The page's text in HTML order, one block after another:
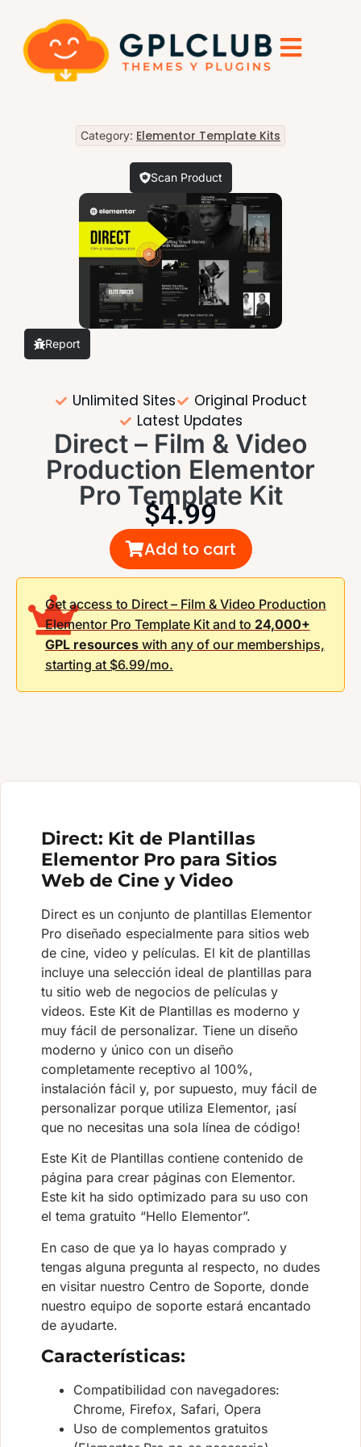
Category: Elementor Template Kits
Scan Product
Report
Unlimited Sites
Original Product
Latest Updates
Direct – Film & Video
Production Elementor
Pro Template Kit
$4.99
Add to cart
Get access to Direct – Film & Video Production
Elementor Pro Template Kit and to 24,000+
GPL resourceswith any of our memberships,
starting at $6.99/mo.
Direct: Kit de Plantillas
Elementor Pro para Sitios
Web de Cine y Video
Direct es un conjunto de plantillas Elementor
Pro diseñado especialmente para sitios web
de cine, video y películas. El kit de plantillas
incluye una selección ideal de plantillas para
tu sitio web de negocios de películas y
videos. Este Kit de Plantillas es moderno y
muy fácil de personalizar. Tiene un diseño
moderno y único con un diseño
completamente receptivo al 100%,
instalación fácil y, por supuesto, muy fácil de
personalizar porque utiliza Elementor, ¡así
que no necesitas una sola línea de código!
Este Kit de Plantillas contiene contenido de
página para crear páginas con Elementor.
Este kit ha sido optimizado para su uso con
el tema gratuito “Hello Elementor”.
En caso de que ya lo hayas comprado y
tengas alguna pregunta al respecto, no dudes
en visitar nuestro Centro de Soporte, donde
nuestro equipo de soporte estará encantado
de ayudarte.
Características:
Compatibilidad con navegadores:
Chrome, Firefox, Safari, Opera
Uso de complementos gratuitos